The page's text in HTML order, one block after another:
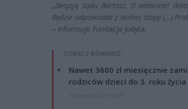
„Decyzją Sądu Bartosz. D własciciel
Będzie odpowiadał z wolnej stopy (…)
– informuje Fundacja Judyta.
ZOBACZ RÓWNIEŻ:
Nawet 3600 zł miesięcznie
rodziców dzieci do 3. roku życia